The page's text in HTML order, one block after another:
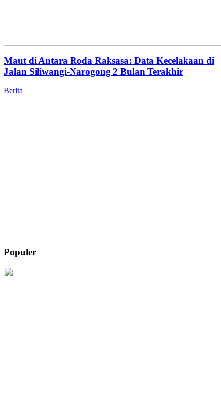
Maut di Antara Roda Raksasa: Data Kecelakaan di
Jalan Siliwangi-Narogong 2 Bulan Terakhir
Berita
Populer